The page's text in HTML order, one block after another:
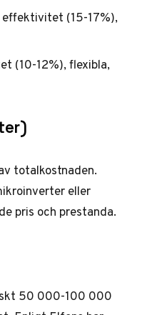
(15-17%),
(10-12%), flexibla,
totalkostnaden.
eller
pris och prestanda.
50 000-100 000